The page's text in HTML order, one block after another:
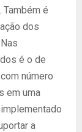
é
dos
é o de
número
em uma
a